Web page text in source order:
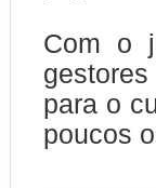
Com o
para o
poucos